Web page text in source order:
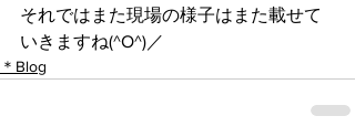
それではまた現場の様子はまた載せて
いきますね(^O^)／
＊Blog